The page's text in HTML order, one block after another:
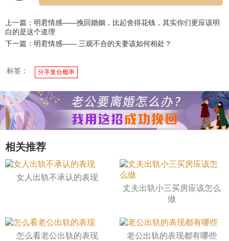
上一篇：明君情感——挽回婚姻，比起舍得花钱，其实你们更应该明
白的是这个道理
下一篇：明君情感—— 三观不合的夫妻该如何相处？
标签： 分手复合概率
相关推荐
女人出轨不承认的表现
丈夫出轨小三买房应该怎么
做
怎么看老公出轨的表现 老公出轨的表现都有哪些